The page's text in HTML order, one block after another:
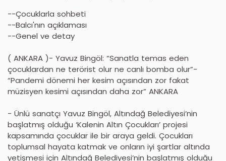
--Çocuklarla sohbeti
--Balcı'nın açıklaması
--Genel ve detay
( ANKARA )- Yavuz Bingöl: “Sanatla temas eden
çocuklardan ne terörist olur ne canlı bomba olur”-
“Pandemi dönemi her kesim açısından zor fakat
müzisyen kesimi açısından daha zor” ANKARA
- Ünlü sanatçı Yavuz Bingöl, Altındağ Belediyesi’nin
başlatmış olduğu ‘Kalenin Altın Çocukları’ projesi
kapsamında çocuklar ile bir araya geldi. Çocukları
toplumsal hayata katmak ve onların iyi şartlar altında
yetişmesi için Altındağ Belediyesi’nin başlatmış olduğu